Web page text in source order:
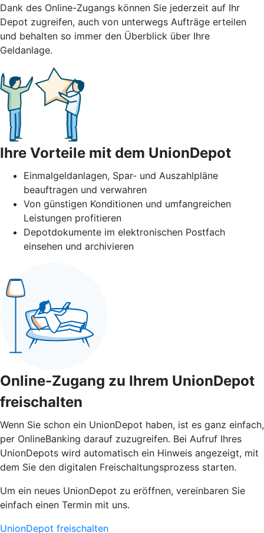
Dank des Online-Zugangs können Sie jederzeit auf Ihr
Depot zugreifen, auch von unterwegs Aufträge erteilen
und behalten so immer den Überblick über Ihre
Geldanlage.
Ihre Vorteile mit dem UnionDepot
Einmalgeldanlagen, Spar- und Auszahlpläne
beauftragen und verwahren
Von günstigen Konditionen und umfangreichen
Leistungen profitieren
Depotdokumente im elektronischen Postfach
einsehen und archivieren
Online-Zugang zu Ihrem UnionDepot
freischalten
Wenn Sie schon ein UnionDepot haben, ist es ganz einfach,
per OnlineBanking darauf zuzugreifen. Bei Aufruf Ihres
UnionDepots wird automatisch ein Hinweis angezeigt, mit
dem Sie den digitalen Freischaltungsprozess starten.
Um ein neues UnionDepot zu eröffnen, vereinbaren Sie
einfach einen Termin mit uns.
UnionDepot freischalten